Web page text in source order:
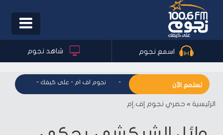
Toggle
اسمع نجوم شاهد نجوم
تستمع الآن
نجوم اف ام - على كيفك - نجوم اف ام - على كيفك نجوم اف
الرئيسية » حصري نجوم إف.إم